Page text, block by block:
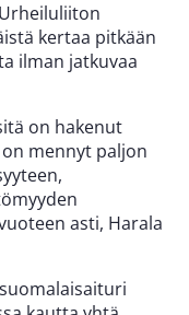
kertaa pitkään
ilman jatkuvaa
on hakenut
mennyt paljon
asti, Harala